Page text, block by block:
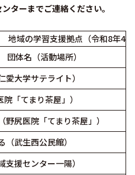
ターまでご連絡ください。
地域の学習支援拠点（令和8年4
団体名（活動場所）
愛大学サテライト）
「てまり茶屋」）
尻医院「てまり茶屋」）
武生西公民館）
支援センター一陽）